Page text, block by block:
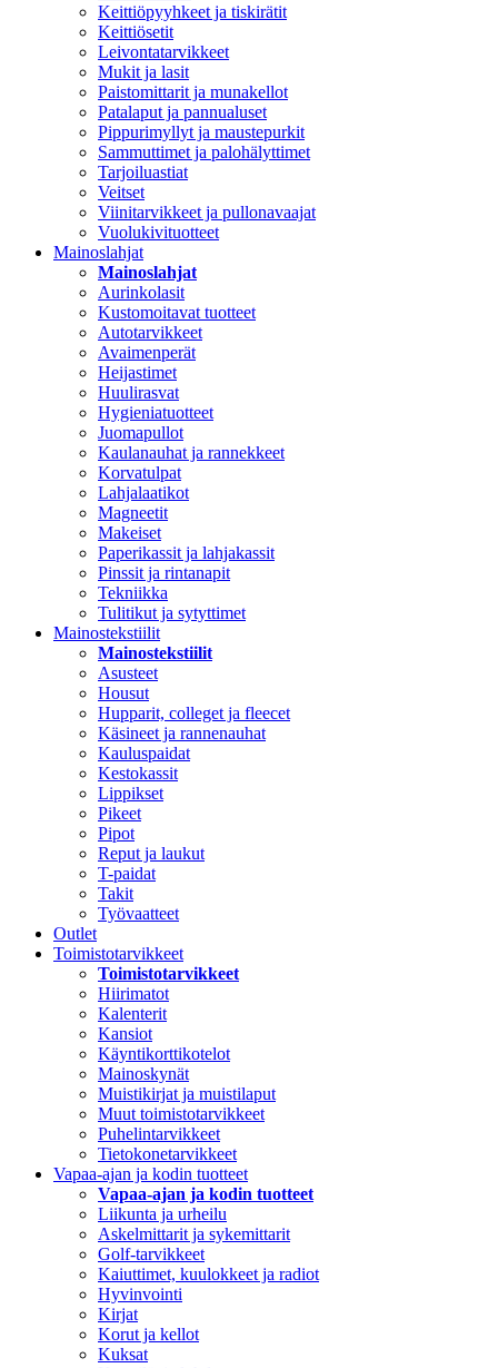
Keittiöpyyhkeet ja tiskirätit
Keittiösetit
Leivontatarvikkeet
Mukit ja lasit
Paistomittarit ja munakellot
Patalaput ja pannualuset
Pippurimyllyt ja maustepurkit
Sammuttimet ja palohälyttimet
Tarjoiluastiat
Veitset
Viinitarvikkeet ja pullonavaajat
Vuolukivituotteet
Mainoslahjat
Mainoslahjat
Aurinkolasit
Kustomoitavat tuotteet
Autotarvikkeet
Avaimenperät
Heijastimet
Huulirasvat
Hygieniatuotteet
Juomapullot
Kaulanauhat ja rannekkeet
Korvatulpat
Lahjalaatikot
Magneetit
Makeiset
Paperikassit ja lahjakassit
Pinssit ja rintanapit
Tekniikka
Tulitikut ja sytyttimet
Mainostekstiilit
Mainostekstiilit
Asusteet
Housut
Hupparit, colleget ja fleecet
Käsineet ja rannenauhat
Kauluspaidat
Kestokassit
Lippikset
Pikeet
Pipot
Reput ja laukut
T-paidat
Takit
Työvaatteet
Outlet
Toimistotarvikkeet
Toimistotarvikkeet
Hiirimatot
Kalenterit
Kansiot
Käyntikorttikotelot
Mainoskynät
Muistikirjat ja muistilaput
Muut toimistotarvikkeet
Puhelintarvikkeet
Tietokonetarvikkeet
Vapaa-ajan ja kodin tuotteet
Vapaa-ajan ja kodin tuotteet
Liikunta ja urheilu
Askelmittarit ja sykemittarit
Golf-tarvikkeet
Kaiuttimet, kuulokkeet ja radiot
Hyvinvointi
Kirjat
Korut ja kellot
Kuksat